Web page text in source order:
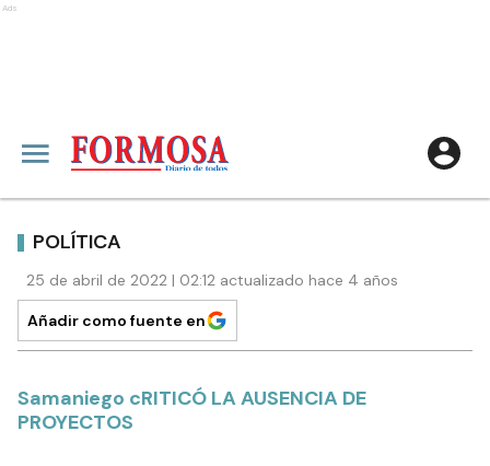
Ads
POLÍTICA
25 de abril de 2022 | 02:12 actualizado hace 4 años
Añadir como fuente en
Samaniego cRITICÓ LA AUSENCIA DE
PROYECTOS